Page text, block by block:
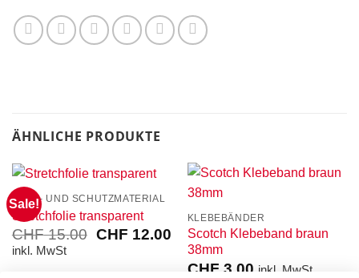
ÄHNLICHE PRODUKTE
Sale!
PACK- UND SCHUTZMATERIAL
Stretchfolie transparent
CHF15.00 Ursprünglicher
CHF 12.00Aktueller
Preis
ist:
inkl. MwSt
KLEBEBÄNDER
Scotch Klebeband braun
38mm
CHF 3.00 inkl. MwSt